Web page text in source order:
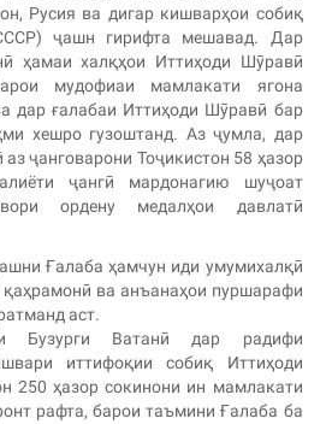
Русия ва дигар кишварҳои собиқ
ҷашн гирифта мешавад. Дар
ҳамаи халқҳои Иттиҳоди Шӯравӣ
мудофиаи мамлакати ягона
дар ғалабаи Иттиҳоди Шӯравӣ бар
хешро гузоштанд. Аз ҷумла, дар
аз ҷанговарони Тоҷикистон 58 ҳазор
ҷангӣ мардонагию шуҷоат
ордену медалҳои давлатӣ
Ғалаба ҳамчун иди умумихалқӣ
ва анъанаҳои пуршарафи
аст.
Бузурги Ватанӣ дар радифи
иттифоқии собиқ Иттиҳоди
250 ҳазор сокинони ин мамлакати
рафта, барои таъмини Ғалаба ба